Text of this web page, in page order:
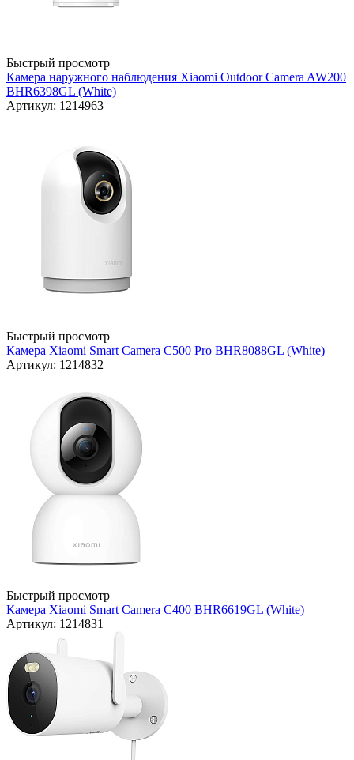
Быстрый просмотр
Камера наружного наблюдения Xiaomi Outdoor Camera AW200
BHR6398GL (White)
Артикул: 1214963
Быстрый просмотр
Камера Xiaomi Smart Camera C500 Pro BHR8088GL (White)
Артикул: 1214832
Быстрый просмотр
Камера Xiaomi Smart Camera C400 BHR6619GL (White)
Артикул: 1214831